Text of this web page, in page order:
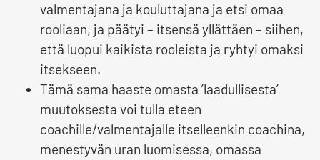
valmentajana ja kouluttajana ja etsi omaa
rooliaan, ja päätyi – itsensä yllättäen – siihen,
että luopui kaikista rooleista ja ryhtyi omaksi
itsekseen.
Tämä sama haaste omasta ’laadullisesta’
muutoksesta voi tulla eteen
coachille/valmentajalle itselleenkin coachina,
menestyvän uran luomisessa, omassa